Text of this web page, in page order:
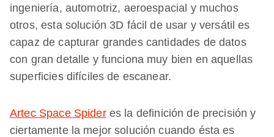
ingeniería, automotriz, aeroespacial y muchos
otros, esta solución 3D fácil de usar y versátil es
capaz de capturar grandes cantidades de datos
con gran detalle y funciona muy bien en aquellas
superficies difíciles de escanear.
Artec Space Spideres la definición de precisión y
ciertamente la mejor solución cuando ésta es